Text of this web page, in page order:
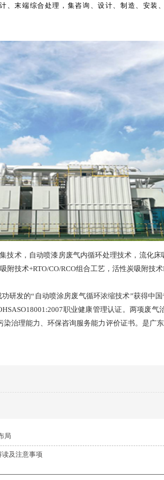
、末端综合处理，集咨询、设计、制造、安装
技术，自动喷漆房废气内循环处理技术，流化
技术+RTO/CO/RCO组合工艺，活性炭吸附技术
研发的“自动喷涂房废气循环浓缩技术”获得中
职业健康管理认证。两项废
治理能力、环保咨询服务能力评价证书。是广
局
及注意事项